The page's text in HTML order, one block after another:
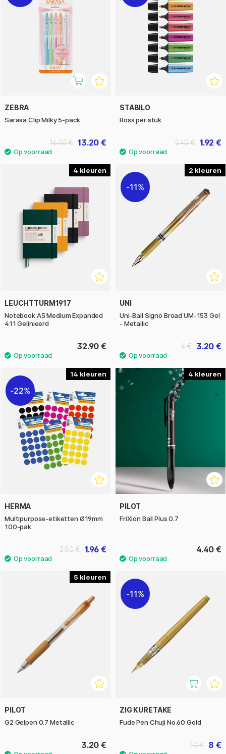
ZEBRA
Sarasa Clip Milky 5-pack
13.20 €
16.50 €
STABILO
Boss per stuk
1.92 €
2.40 €
4
LEUCHTTURM1917
Notebook A5 Medium Expanded
411 Gelinieerd
32.90 €
2
11%
UNI
Uni-Ball Signo Broad UM-153 Gel
- Metallic
3.20 €
4 €
14
22%
HERMA
Multipurpose-etiketten Ø19mm
100-pak
1.96 €
2.80 €
4
PILOT
FriXion Ball Plus 0.7
4.40 €
5
PILOT
G2 Gelpen 0.7 Metallic
3.20 €
11%
ZIG KURETAKE
Fude Pen Chuji No.60 Gold
8 €
10 €